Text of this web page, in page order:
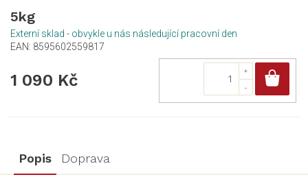
5kg
Externí sklad - obvykle u nás následující pracovní den
EAN: 8595602559817
1 090 Kč
Popis Doprava